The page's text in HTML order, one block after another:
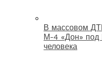
В массовом
М-4 «Дон» под
человека